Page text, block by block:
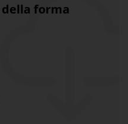
forma